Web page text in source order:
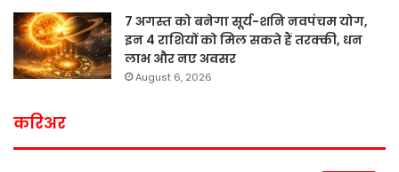
7 अगस्त को बनेगा सूर्य-शनि नवपंचम योग,
इन 4 राशियों को मिल सकते हैं तरक्की, धन
लाभ और नए अवसर
August 6, 2026
करिअर